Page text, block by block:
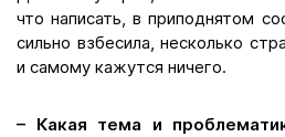
что написать, в приподнятом
сильно взбесила, несколько
и самому кажутся ничего.
– Какая тема и